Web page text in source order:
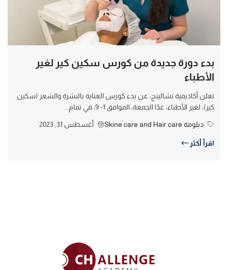
بدء دورة جديدة من كورس سكين كير لغير
الأطباء
تعلن أكاديمية تشالينج، عن بدء كورس العناية بالبشرة والشعر (سكين
كير)، لغير الأطباء، غدًا الجمعة، الموافق 1- 9، في تمام...
دبلومة Skine care and Hair care أغسطس 31, 2023
اقرأ أكثر